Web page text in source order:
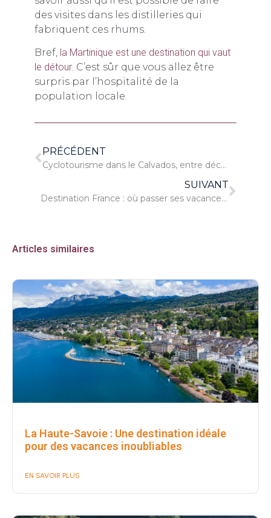
des visites dans les distilleries qui
fabriquent ces rhums.
Bref, la Martinique est une destination qui vaut
le détour. C’est sûr que vous allez être
surpris par l’hospitalité de la
population locale.
PRÉCÉDENT
Cyclotourisme dans le Calvados, entre découverte et détente
SUIVANT
Destination France : où passer ses vacances d’été cette année ?
Articles similaires
La Haute-Savoie : Une destination idéale
pour des vacances inoubliables
EN SAVOIR PLUS